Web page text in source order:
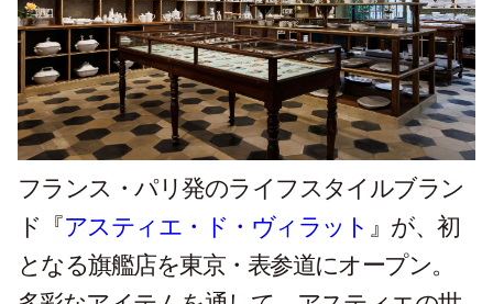
フランス・パリ発のライフスタイルブラン
ド『アスティエ・ド・ヴィラット 』が、初
となる旗艦店を東京・表参道にオープン。